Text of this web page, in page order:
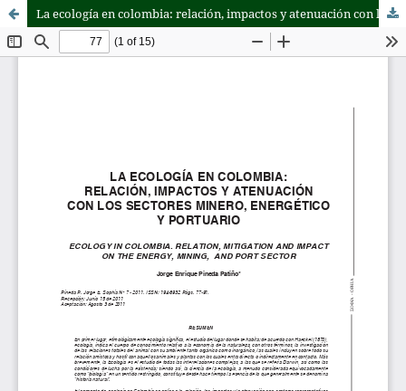
La ecología en colombia: relación, impactos y atenuación con los sectores minero, energético y portuario